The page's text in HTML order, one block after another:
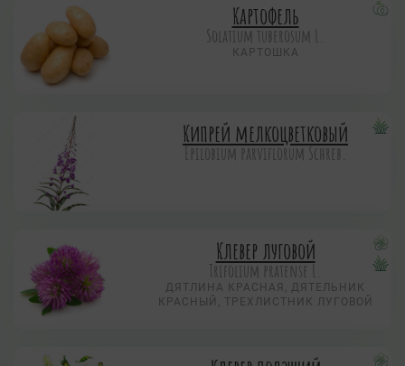
Картофель
Solatium tuberosum L.
КАРТОШКА
Кипрей мелкоцветковый
Epilobium parviflorum Schreb.
Клевер луговой
Trifolium pratense L.
ДЯТЛИНА КРАСНАЯ, ДЯТЕЛЬНИК
КРАСНЫЙ, ТРЕХЛИСТНИК ЛУГОВОЙ